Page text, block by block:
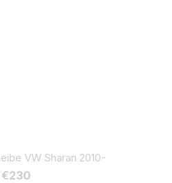
VW Sharan 2010-
€230